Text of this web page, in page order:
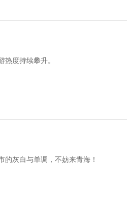
度持续攀升。
灰白与单调，不妨来青海！